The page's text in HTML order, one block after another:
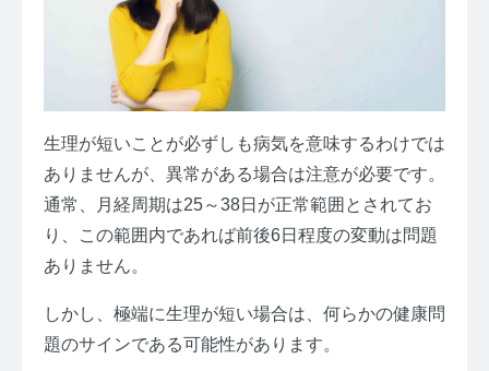
生理が短いことが必ずしも病気を意味するわけでは
ありませんが、異常がある場合は注意が必要です。
通常、月経周期は25～38日が正常範囲とされてお
り、この範囲内であれば前後6日程度の変動は問題
ありません。
しかし、極端に生理が短い場合は、何らかの健康問
題のサインである可能性があります。